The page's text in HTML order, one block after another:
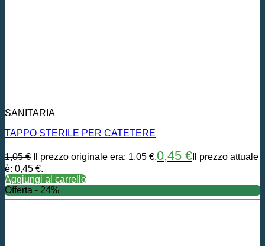
SANITARIA
TAPPO STERILE PER CATETERE
1,05€ Il prezzo originale era: 1,05 €.0,45 € Il prezzo attuale
è: 0,45 €.
Aggiungi al carrello
Offerta - 24%